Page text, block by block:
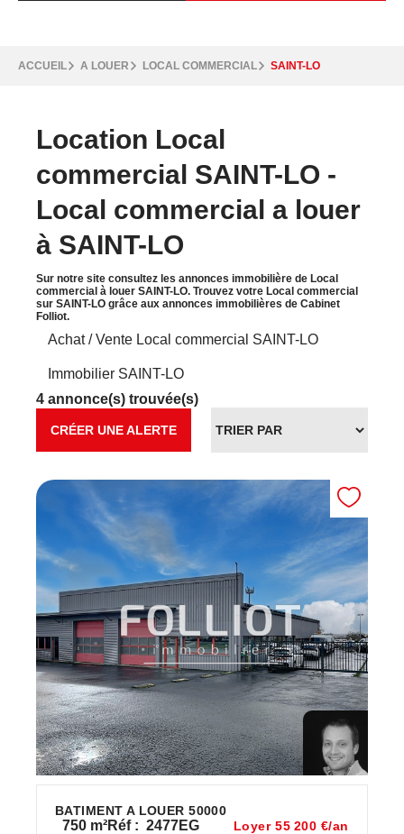
ACCUEIL A LOUER LOCAL COMMERCIAL SAINT-LO
Location Local
commercial SAINT-LO -
Local commercial a louer
à SAINT-LO
Sur notre site consultez les annonces immobilière de Local
commercial à louer SAINT-LO. Trouvez votre Local commercial
sur SAINT-LO grâce aux annonces immobilières de Cabinet
Folliot.
Achat / Vente Local commercial SAINT-LO
Immobilier SAINT-LO
4 annonce(s) trouvée(s)
CRÉER UNE ALERTE
BATIMENT A LOUER 50000
750 m²Réf : 2477EG Loyer 55 200 €/an